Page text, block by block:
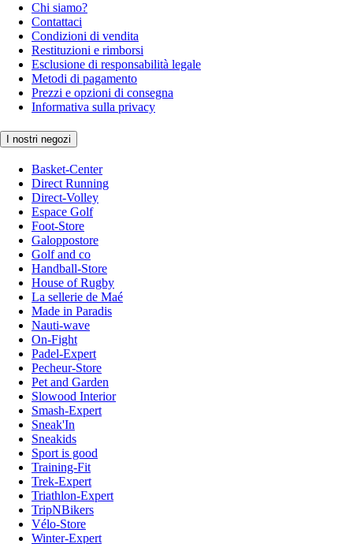
Chi siamo?
Contattaci
Condizioni di vendita
Restituzioni e rimborsi
Esclusione di responsabilità legale
Metodi di pagamento
Prezzi e opzioni di consegna
Informativa sulla privacy
I nostri negozi
Basket-Center
Direct Running
Direct-Volley
Espace Golf
Foot-Store
Galoppostore
Golf and co
Handball-Store
House of Rugby
La sellerie de Maé
Made in Paradis
Nauti-wave
On-Fight
Padel-Expert
Pecheur-Store
Pet and Garden
Slowood Interior
Smash-Expert
Sneak'In
Sneakids
Sport is good
Training-Fit
Trek-Expert
Triathlon-Expert
TripNBikers
Vélo-Store
Winter-Expert